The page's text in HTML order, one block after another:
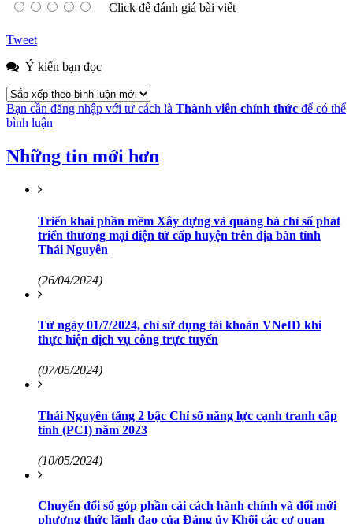
Click để đánh giá bài viết
Tweet
Ý kiến bạn đọc
Bạn cần đăng nhập với tư cách là Thành viên chính thức để có thể
bình luận
Những tin mới hơn
Triển khai phần mềm Xây dựng và quảng bá chỉ số phát
triển thương mại điện tử cấp huyện trên địa bàn tỉnh
Thái Nguyên
(26/04/2024)
Từ ngày 01/7/2024, chỉ sử dụng tài khoản VNeID khi
thực hiện dịch vụ công trực tuyến
(07/05/2024)
Thái Nguyên tăng 2 bậc Chỉ số năng lực cạnh tranh cấp
tỉnh (PCI) năm 2023
(10/05/2024)
Chuyển đổi số góp phần cải cách hành chính và đổi mới
phương thức lãnh đạo của Đảng ủy Khối các cơ quan